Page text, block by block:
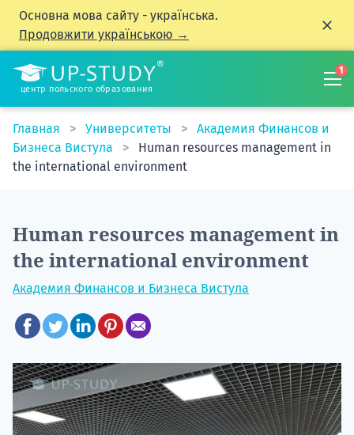
Основна мова сайту - українська.
Продовжити українською →
центр польского образования
1
Главная Университеты
Академия Финансов и
Бизнеса Вистула
Human resources management in
the international environment
Human resources management in
the international environment
Академия Финансов и Бизнеса Вистула